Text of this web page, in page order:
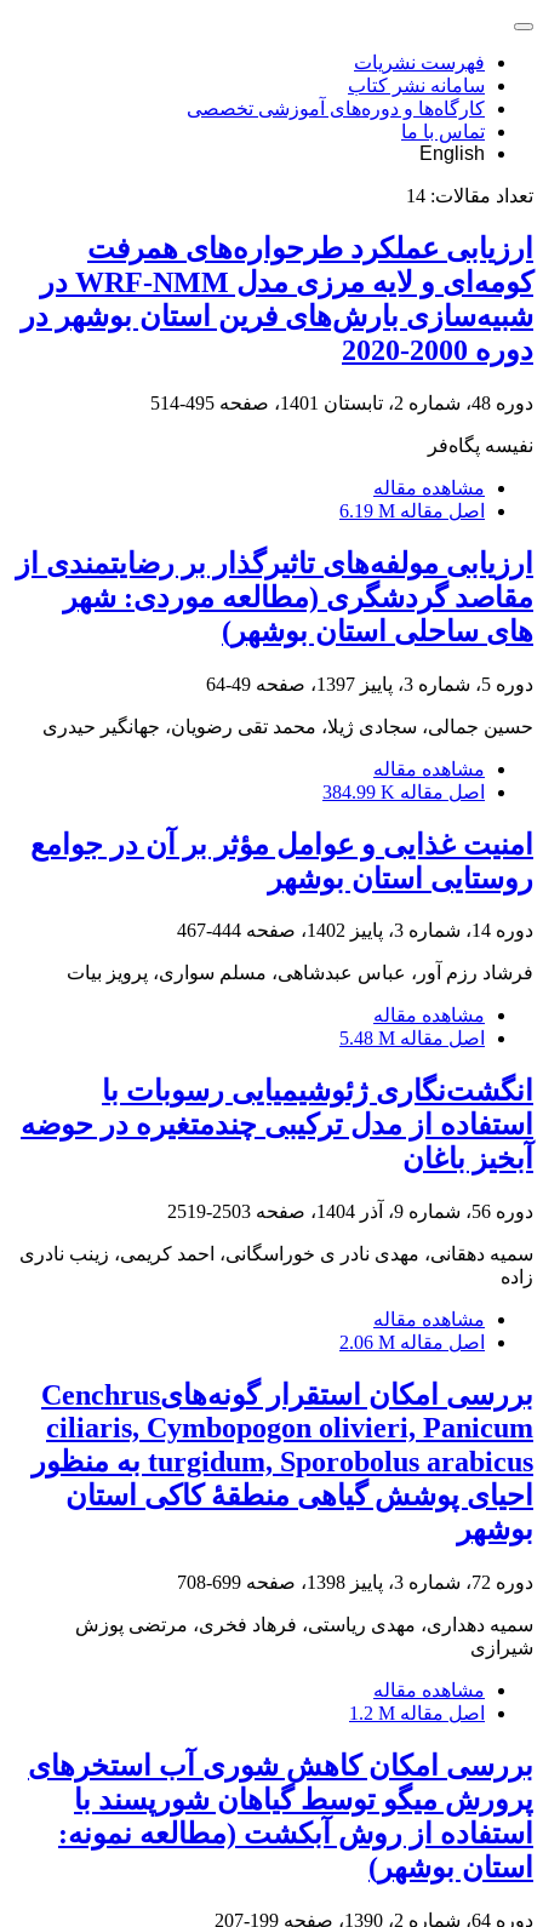
فهرست نشریات
سامانه نشر کتاب
کارگاه‌ها و دوره‌های آموزشی تخصصی
تماس با ما
English
تعداد مقالات: 14
ارزیابی عملکرد طرحواره‌های همرفت
کومه‌ای و لایه مرزی مدل WRF-NMM در
شبیه‌سازی بارش‌های فرین استان بوشهر در
دوره 2000-2020
دوره 48، شماره 2، تابستان 1401، صفحه 495-514
نفیسه پگاه‌فر
مشاهده مقاله
اصل مقاله 6.19 M
ارزیابی ‌مولفه‌های ‌تاثیرگذار بر رضایتمندی ‌از
مقاصد گردشگری (مطالعه ‌موردی: ‌شهر
های ساحلی استان بوشهر)
دوره 5، شماره 3، پاییز 1397، صفحه 49-64
حسین جمالی، سجادی ژیلا، محمد تقی رضویان، جهانگیر حیدری
مشاهده مقاله
اصل مقاله 384.99 K
امنیت غذایی و عوامل مؤثر بر آن در جوامع
روستایی استان بوشهر
دوره 14، شماره 3، پاییز 1402، صفحه 444-467
فرشاد رزم آور، عباس عبدشاهی، مسلم سواری، پرویز بیات
مشاهده مقاله
اصل مقاله 5.48 M
انگشت‌نگاری ژئوشیمیایی رسوبات با
استفاده از مدل ترکیبی چندمتغیره در حوضه
آبخیز باغان
دوره 56، شماره 9، آذر 1404، صفحه 2503-2519
سمیه دهقانی، مهدی نادر ی خوراسگانی، احمد کریمی، زینب نادری
زاده
مشاهده مقاله
اصل مقاله 2.06 M
بررسی امکان استقرار گونه‌هایCenchrus
ciliaris, Cymbopogon olivieri, Panicum
turgidum, Sporobolus arabicus به منظور
احیای پوشش گیاهی منطقۀ کاکی استان
بوشهر
دوره 72، شماره 3، پاییز 1398، صفحه 699-708
سمیه دهداری، مهدی ریاستی، فرهاد فخری، مرتضی پوزش
شیرازی
مشاهده مقاله
اصل مقاله 1.2 M
بررسی امکان کاهش شوری آب استخرهای
پرورش میگو توسط گیاهان شورپسند با
استفاده از روش آبکشت (مطالعه نمونه:
استان بوشهر)
دوره 64، شماره 2، 1390، صفحه 199-207